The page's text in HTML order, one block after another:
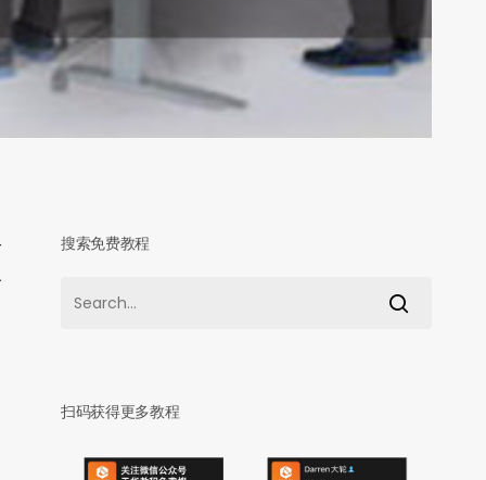
搜索免费教程
扫码获得更多教程